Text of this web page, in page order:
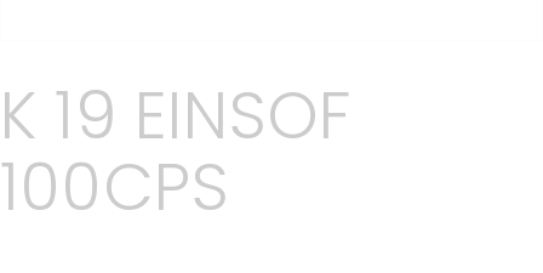
K 19 EINSOF
100CPS